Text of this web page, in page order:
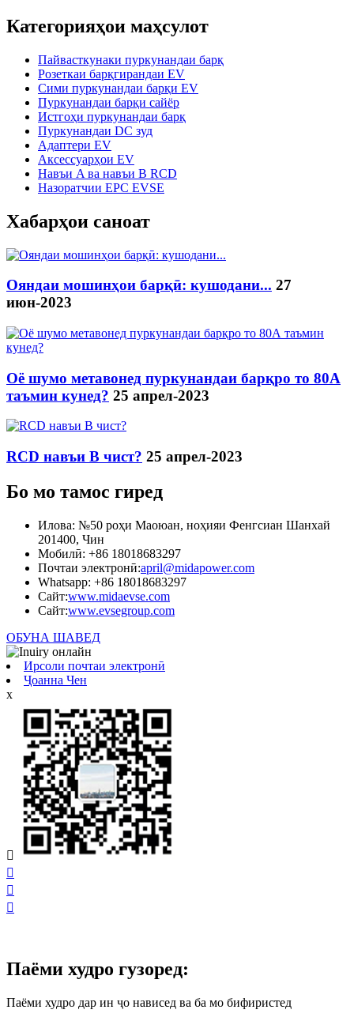
Категорияҳои маҳсулот
Пайвасткунаки пуркунандаи барқ
Розеткаи барқгирандаи EV
Сими пуркунандаи барқи EV
Пуркунандаи барқи сайёр
Истгоҳи пуркунандаи барқ
Пуркунандаи DC зуд
Адаптери EV
Аксессуарҳои EV
Навъи A ва навъи B RCD
Назоратчии EPC EVSE
Хабарҳои саноат
Ояндаи мошинҳои барқӣ: кушодани... 27
июн-2023
Оё шумо метавонед пуркунандаи барқро то 80А
таъмин кунед? 25 апрел-2023
RCD навъи B чист? 25 апрел-2023
Бо мо тамос гиред
Илова: №50 роҳи Маоюан, ноҳияи Фенгсиан Шанхай
201400, Чин
Мобилӣ: +86 18018683297
Почтаи электронӣ:april@midapower.com
Whatsapp: +86 18018683297
Сайт:www.midaevse.com
Сайт:www.evsegroup.com
ОБУНА ШАВЕД
Ирсоли почтаи электронӣ
Ҷоанна Чен
x




Паёми худро гузоред:
Паёми худро дар ин ҷо нависед ва ба мо бифиристед